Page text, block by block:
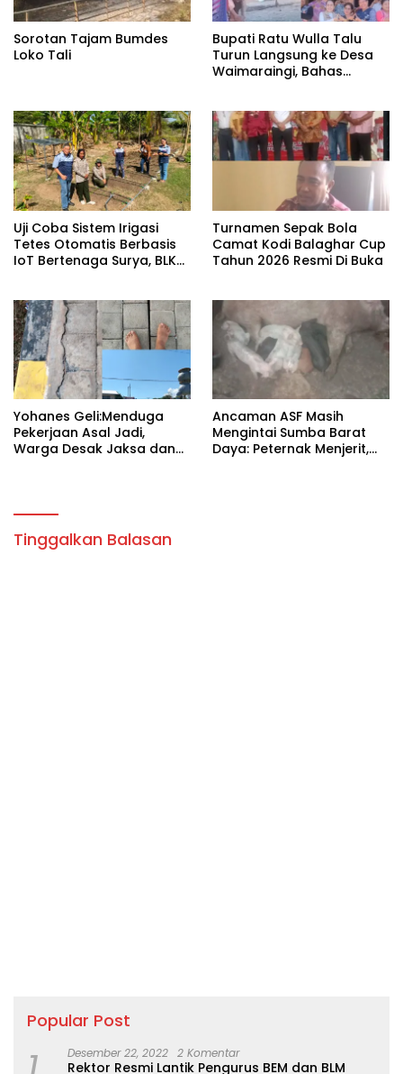
Sorotan Tajam Bumdes
Loko Tali
Bupati Ratu Wulla Talu
Turun Langsung ke Desa
Waimaraingi, Bahas
Uji Coba Sistem Irigasi
Tetes Otomatis Berbasis
IoT Bertenaga Surya, BLK
Turnamen Sepak Bola
Camat Kodi Balaghar Cup
Tahun 2026 Resmi Di Buka ‎
Yohanes Geli:Menduga
Pekerjaan Asal Jadi,
Warga Desak Jaksa dan
Ancaman ASF Masih
Mengintai Sumba Barat
Daya: Peternak Menjerit,
Tinggalkan Balasan
Popular Post
Desember 22, 2022 2 Komentar
Rektor Resmi Lantik Pengurus BEM dan BLM